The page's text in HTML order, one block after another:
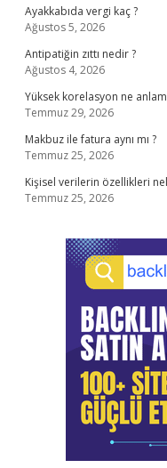
Ayakkabıda vergi kaç ?
Ağustos 5, 2026
Antipatiğin zıttı nedir ?
Ağustos 4, 2026
Yüksek korelasyon ne
Temmuz 29, 2026
Makbuz ile fatura aynı mı ?
Temmuz 25, 2026
Kişisel verilerin özellikleri
Temmuz 25, 2026